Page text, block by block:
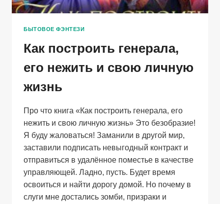
БЫТОВОЕ ФЭНТЕЗИ
Как построить генерала,
его нежить и свою личную
жизнь
Про что книга «Как построить генерала, его
нежить и свою личную жизнь» Это безобразие!
Я буду жаловаться! Заманили в другой мир,
заставили подписать невыгодный контракт и
отправиться в удалённое поместье в качестве
управляющей. Ладно, пусть. Будет время
освоиться и найти дорогу домой. Но почему в
слуги мне достались зомби, призраки и